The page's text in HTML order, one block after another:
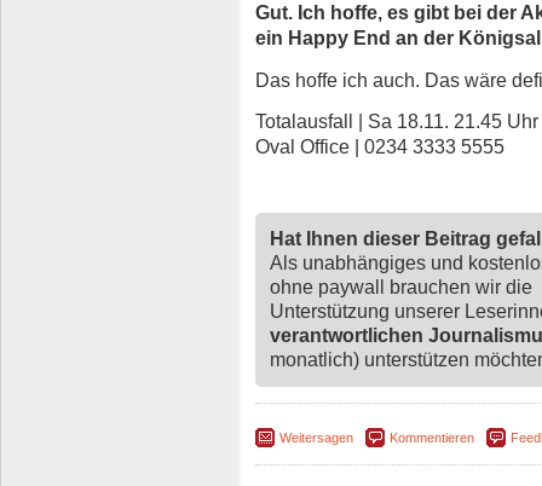
Gut. Ich hoffe, es gibt bei der
ein Happy End an der
Das hoffe ich auch. Das wäre
Totalausfall | Sa 18.11. 21.45
Oval Office | 0234 3333 5555
Hat Ihnen dieser Beitrag
Als unabhängiges und
ohne paywall brauchen wir die
Unterstützung unserer
verantwortlichen
monatlich) unterstützen
Weitersagen Kommentieren